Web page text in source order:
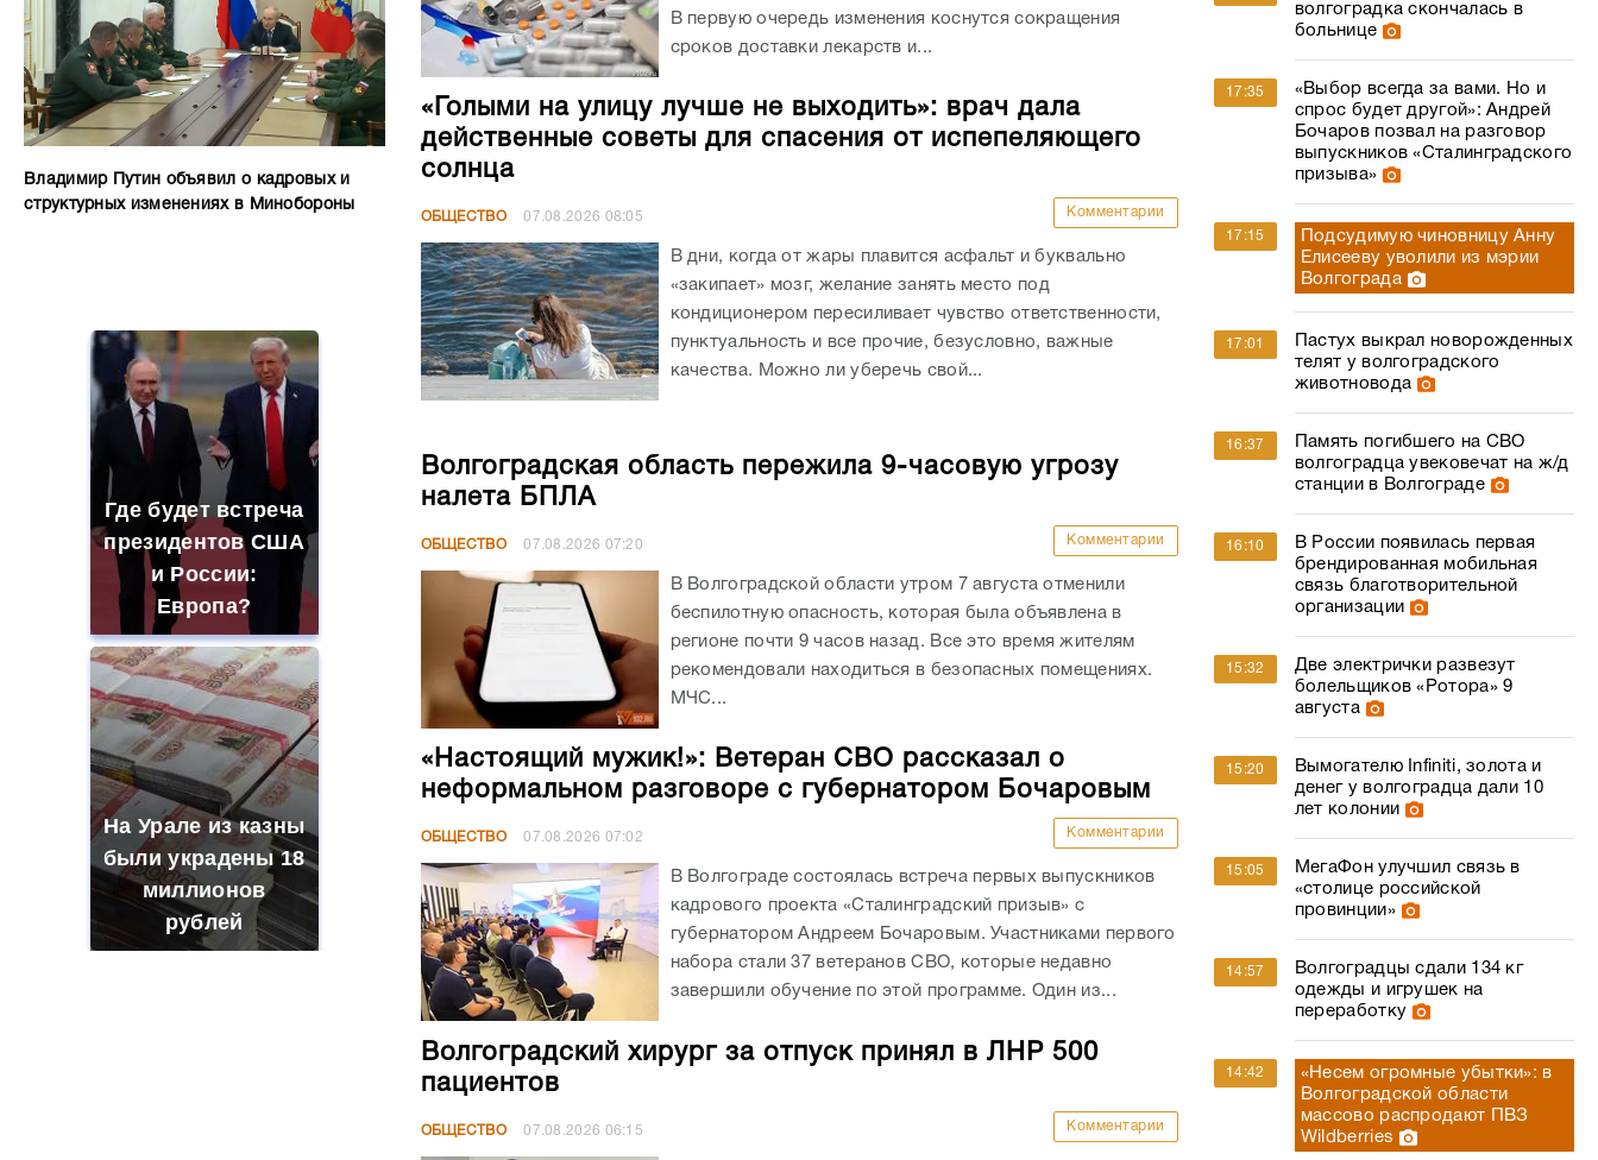
Владимир Путин объявил о кадровых и
структурных изменениях в Минобороны
Где будет встреча
президентов США
и России:
Европа?
На Урале из казны
были украдены 18
миллионов
рублей
В первую очередь изменения коснутся сокращения
сроков доставки лекарств и...
«Голыми на улицу лучше не выходить»: врач дала
действенные советы для спасения от испепеляющего
солнца
ОБЩЕСТВО 07.08.2026 08:05 Комментарии
В дни, когда от жары плавится асфальт и буквально
«закипает» мозг, желание занять место под
кондиционером пересиливает чувство ответственности,
пунктуальность и все прочие, безусловно, важные
качества. Можно ли уберечь свой...
Волгоградская область пережила 9-часовую угрозу
налета БПЛА
ОБЩЕСТВО 07.08.2026 07:20 Комментарии
В Волгоградской области утром 7 августа отменили
беспилотную опасность, которая была объявлена в
регионе почти 9 часов назад. Все это время жителям
рекомендовали находиться в безопасных помещениях.
МЧС...
«Настоящий мужик!»: Ветеран СВО рассказал о
неформальном разговоре с губернатором Бочаровым
ОБЩЕСТВО 07.08.2026 07:02 Комментарии
В Волгограде состоялась встреча первых выпускников
кадрового проекта «Сталинградский призыв» с
губернатором Андреем Бочаровым. Участниками первого
набора стали 37 ветеранов СВО, которые недавно
завершили обучение по этой программе. Один из...
Волгоградский хирург за отпуск принял в ЛНР 500
пациентов
ОБЩЕСТВО 07.08.2026 06:15 Комментарии
волгоградка скончалась в
больнице
17:35
«Выбор всегда за вами. Но и
спрос будет другой»: Андрей
Бочаров позвал на разговор
выпускников «Сталинградского
призыва»
17:15
Подсудимую чиновницу Анну
Елисееву уволили из мэрии
Волгограда
17:01
Пастух выкрал новорожденных
телят у волгоградского
животновода
16:37
Память погибшего на СВО
волгоградца увековечат на ж/д
станции в Волгограде
16:10
В России появилась первая
брендированная мобильная
связь благотворительной
организации
15:32
Две электрички развезут
болельщиков «Ротора» 9
августа
15:20
Вымогателю Infiniti, золота и
денег у волгоградца дали 10
лет колонии
15:05
МегаФон улучшил связь в
«столице российской
провинции»
14:57
Волгоградцы сдали 134 кг
одежды и игрушек на
переработку
14:42
«Несем огромные убытки»: в
Волгоградской области
массово распродают ПВЗ
Wildberries